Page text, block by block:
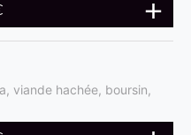
viande hachée, boursin,